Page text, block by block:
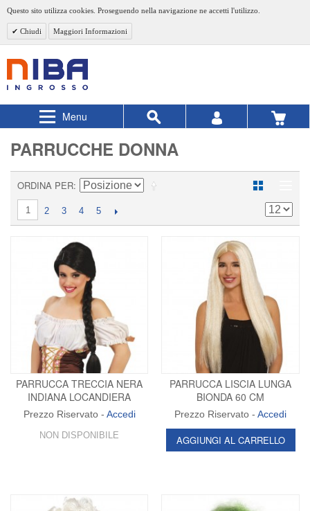
Questo sito utilizza cookies. Proseguendo nella navigazione ne accetti l'utilizzo.
Chiudi Maggiori Informazioni
Menu
PARRUCCHE DONNA
ORDINA PER
1 2 3 4 5
PARRUCCA TRECCIA NERA
INDIANA LOCANDIERA
Prezzo Riservato - Accedi
NON DISPONIBILE
PARRUCCA LISCIA LUNGA
BIONDA 60 CM
Prezzo Riservato -Accedi
AGGIUNGI AL CARRELLO